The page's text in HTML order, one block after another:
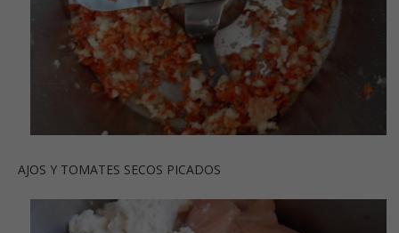
AJOS Y TOMATES SECOS PICADOS